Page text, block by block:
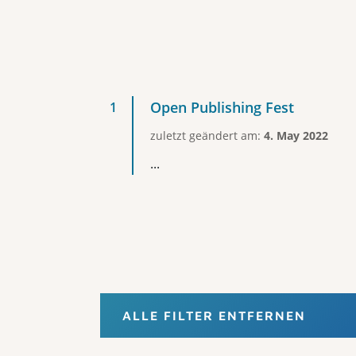
Open Publishing Fest
zuletzt geändert am: 4. May 2022
...
ALLE FILTER ENTFERNEN